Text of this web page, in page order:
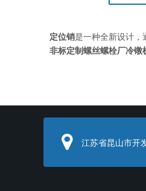
定位销是一种全新设计，
非标定制螺丝螺栓厂冷
江苏省昆山市开